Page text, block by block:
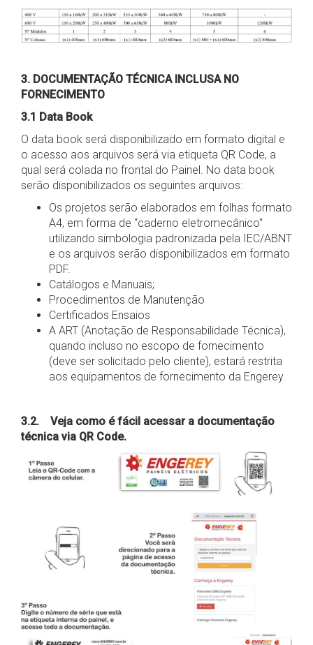
3. DOCUMENTAÇÃO TÉCNICA INCLUSA NO
FORNECIMENTO
3.1 Data Book
O data book será disponibilizado em formato digital e
o acesso aos arquivos será via etiqueta QR Code, a
qual será colada no frontal do Painel. No data book
serão disponibilizados os seguintes arquivos:
Os projetos serão elaborados em folhas formato
A4, em forma de “caderno eletromecânico"
utilizando simbologia padronizada pela IEC/ABNT
e os arquivos serão disponibilizados em formato
PDF.
Catálogos e Manuais;
Procedimentos de Manutenção
Certificados Ensaios
A ART (Anotação de Responsabilidade Técnica),
quando incluso no escopo de fornecimento
(deve ser solicitado pelo cliente), estará restrita
aos equipamentos de fornecimento da Engerey.
3.2. Veja como é fácil acessar a documentação
técnica via QR Code.